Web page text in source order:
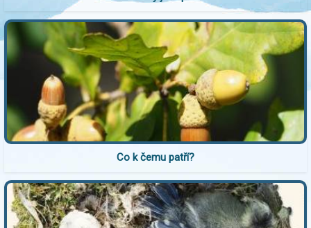
Co k čemu patří?